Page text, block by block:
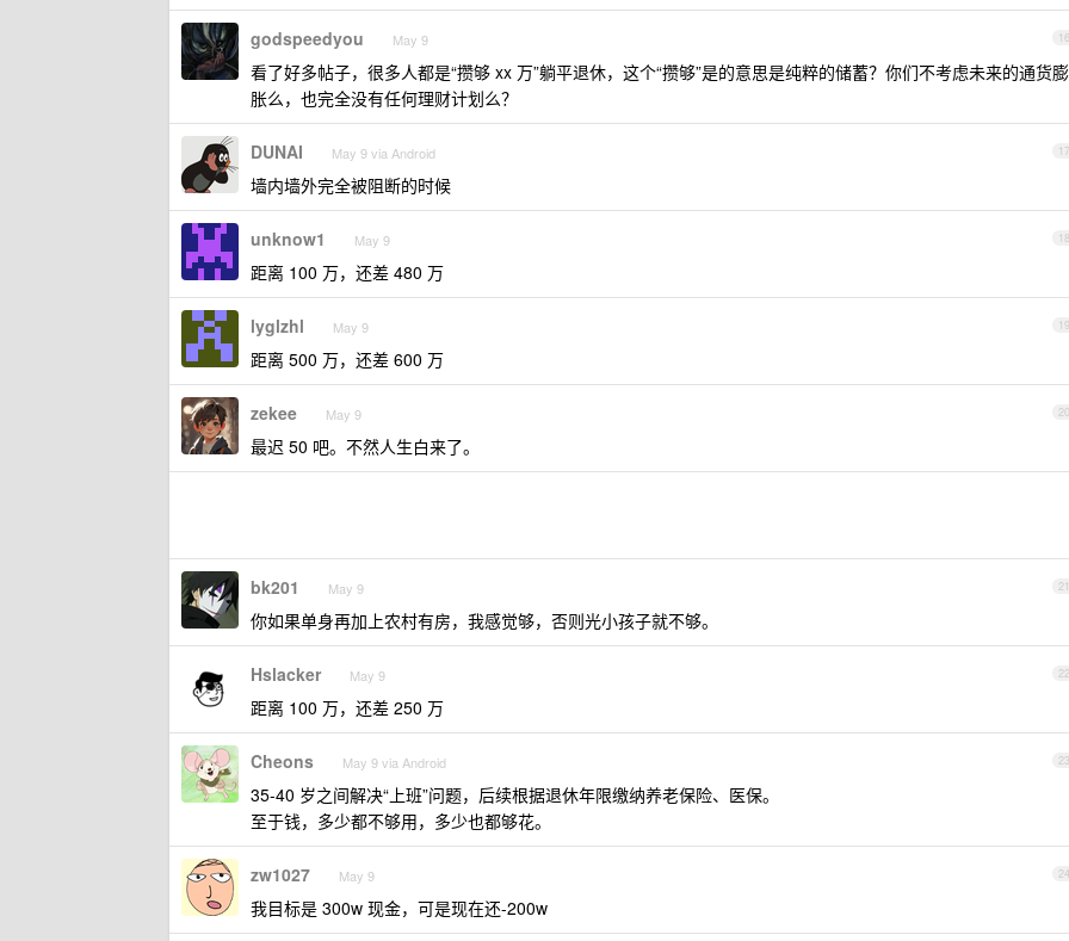
16
godspeedyou May 9
看了好多帖子，很多人都是“攒够 xx 万”躺平退休，这个“攒够”是的意思是纯粹的储蓄？你们不考虑未来的通货膨
胀么，也完全没有任何理财计划么？
17
DUNAI May 9 via Android
墙内墙外完全被阻断的时候
18
unknow1 May 9
距离 100 万，还差 480 万
19
lyglzhl May 9
距离 500 万，还差 600 万
20
zekee May 9
最迟 50 吧。不然人生白来了。
21
bk201 May 9
你如果单身再加上农村有房，我感觉够，否则光小孩子就不够。
22
Hslacker May 9
距离 100 万，还差 250 万
23
Cheons May 9 via Android
35-40 岁之间解决“上班”问题，后续根据退休年限缴纳养老保险、医保。
至于钱，多少都不够用，多少也都够花。
24
zw1027 May 9
我目标是 300w 现金，可是现在还-200w